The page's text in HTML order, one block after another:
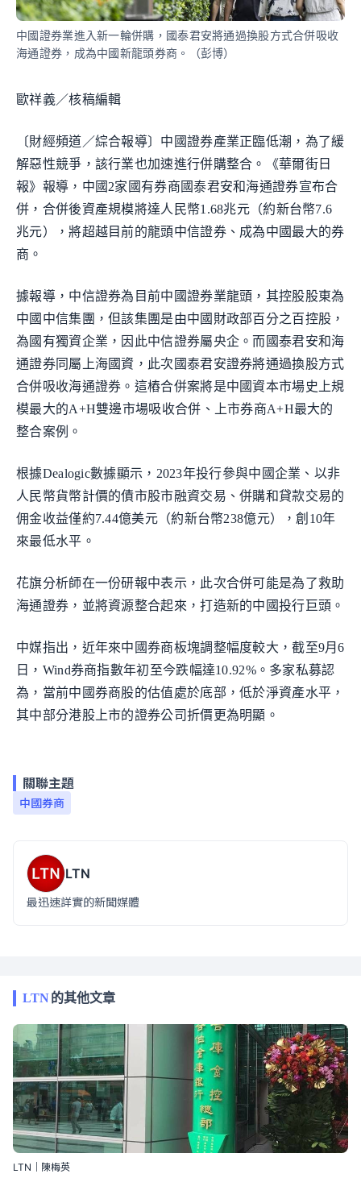
中國證券業進入新一輪併購，國泰君安將通過換股方式合併吸收
海通證券，成為中國新龍頭券商。（彭博）
歐祥義／核稿編輯
〔財經頻道／綜合報導〕中國證券產業正臨低潮，為了緩
解惡性競爭，該行業也加速進行併購整合。《華爾街日
報》報導，中國2家國有券商國泰君安和海通證券宣布合
併，合併後資產規模將達人民幣1.68兆元（約新台幣7.6
兆元），將超越目前的龍頭中信證券、成為中國最大的券
商。
據報導，中信證券為目前中國證券業龍頭，其控股股東為
中國中信集團，但該集團是由中國財政部百分之百控股，
為國有獨資企業，因此中信證券屬央企。而國泰君安和海
通證券同屬上海國資，此次國泰君安證券將通過換股方式
合併吸收海通證券。這樁合併案將是中國資本市場史上規
模最大的A+H雙邊市場吸收合併、上市券商A+H最大的
整合案例。
根據Dealogic數據顯示，2023年投行參與中國企業、以非
人民幣貨幣計價的債市股市融資交易、併購和貸款交易的
佣金收益僅約7.44億美元（約新台幣238億元），創10年
來最低水平。
花旗分析師在一份研報中表示，此次合併可能是為了救助
海通證券，並將資源整合起來，打造新的中國投行巨頭。
中媒指出，近年來中國券商板塊調整幅度較大，截至9月6
日，Wind券商指數年初至今跌幅達10.92%。多家私募認
為，當前中國券商股的估值處於底部，低於淨資產水平，
其中部分港股上市的證券公司折價更為明顯。
關聯主題
中國券商
LTN
最迅速詳實的新聞媒體
LTN的其他文章
LTN｜陳梅英